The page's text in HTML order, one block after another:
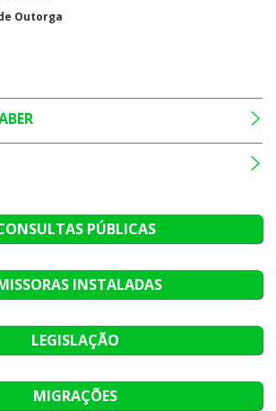
Outorga
PÚBLICAS
INSTALADAS
LEGISLAÇÃO
MIGRAÇÕES